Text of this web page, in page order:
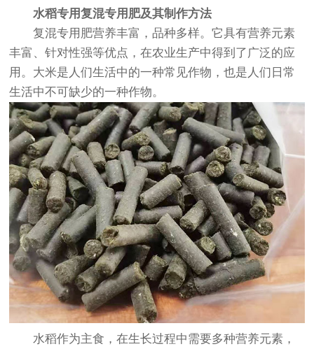
水稻专用复混专用肥及其制作方法
复混专用肥营养丰富，品种多样。它具有营养元素
丰富、针对性强等优点，在农业生产中得到了广泛的应
用。大米是人们生活中的一种常见作物，也是人们日常
生活中不可缺少的一种作物。
水稻作为主食，在生长过程中需要多种营养元素，